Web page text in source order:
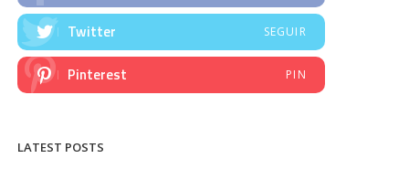
Twitter SEGUIR
Pinterest PIN
LATEST POSTS